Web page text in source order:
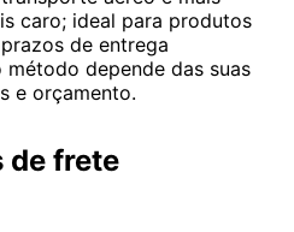
caro; ideal para produtos
de entrega
depende das suas
e orçamento.
de frete